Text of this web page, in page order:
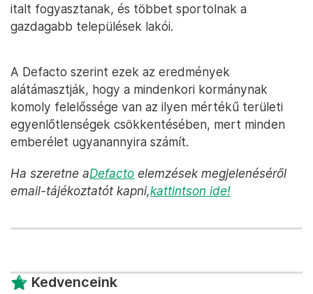
italt fogyasztanak, és többet sportolnak a
gazdagabb települések lakói.
A Defacto szerint ezek az eredmények
alátámasztják, hogy a mindenkori kormánynak
komoly felelőssége van az ilyen mértékű területi
egyenlőtlenségek csökkentésében, mert minden
emberélet ugyanannyira számít.
Ha szeretne aDefacto elemzések megjelenéséről
email-tájékoztatót kapni,kattintson ide!
Kedvenceink